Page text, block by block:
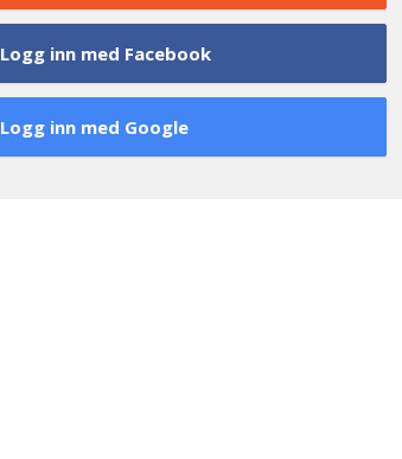
Logg inn med Facebook
Logg inn med Google